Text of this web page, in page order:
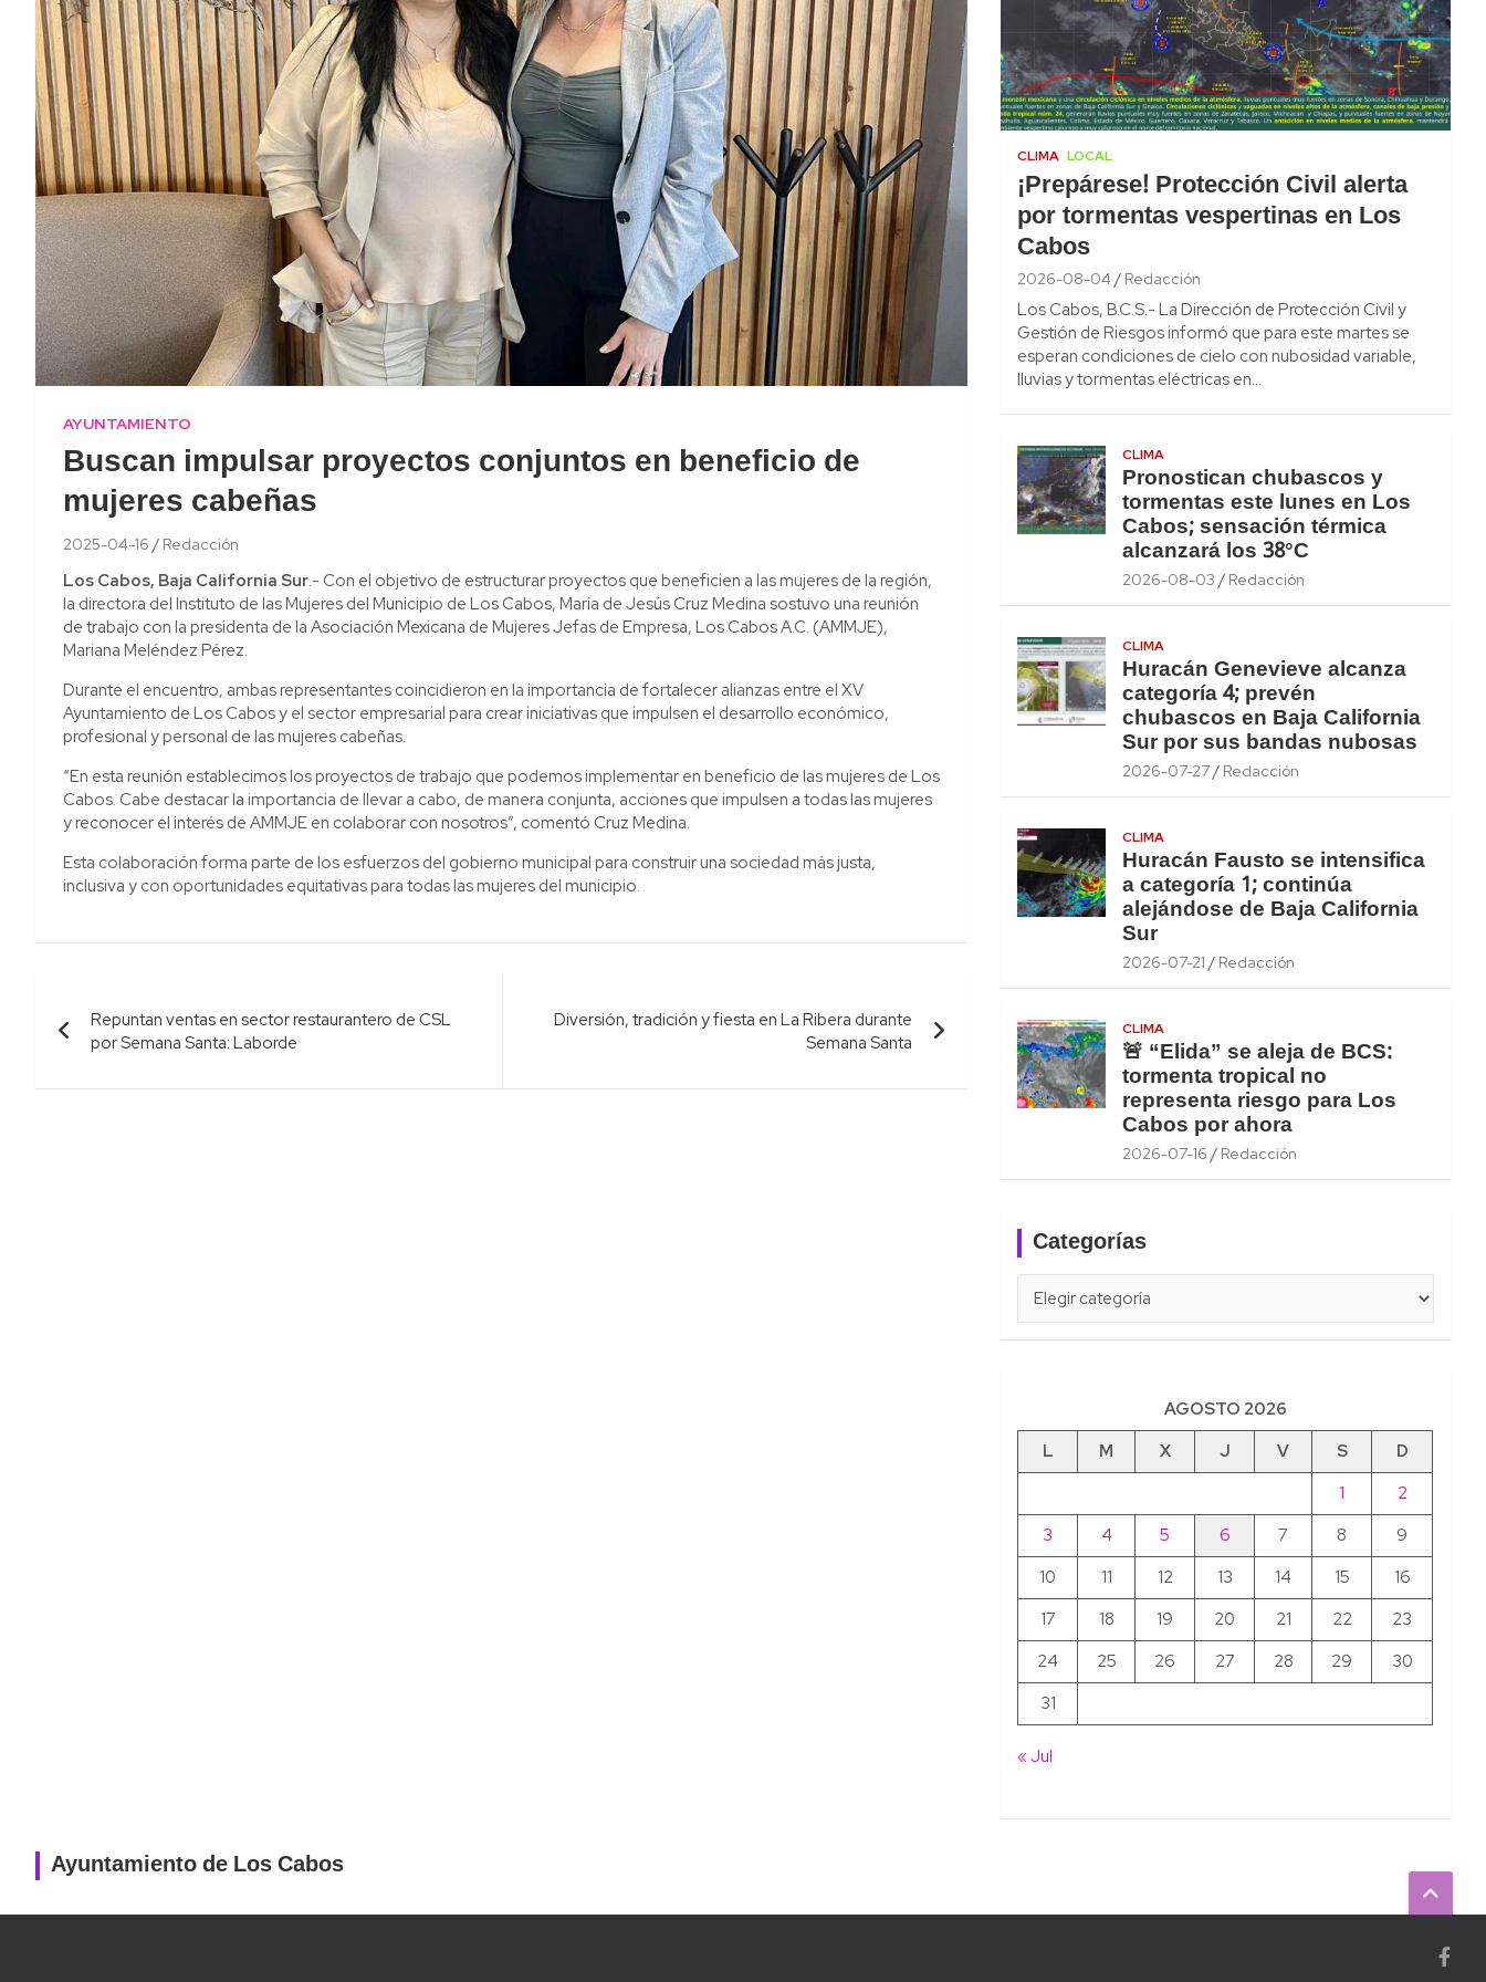
AYUNTAMIENTO
Buscan impulsar proyectos conjuntos en beneficio de
mujeres cabeñas
2025-04-16 Redacción
Los Cabos, Baja California Sur.- Con el objetivo de estructurar proyectos que beneficien a las mujeres de la región,
la directora del Instituto de las Mujeres del Municipio de Los Cabos, María de Jesús Cruz Medina sostuvo una reunión
de trabajo con la presidenta de la Asociación Mexicana de Mujeres Jefas de Empresa, Los Cabos A.C. (AMMJE),
Mariana Meléndez Pérez.
Durante el encuentro, ambas representantes coincidieron en la importancia de fortalecer alianzas entre el XV
Ayuntamiento de Los Cabos y el sector empresarial para crear iniciativas que impulsen el desarrollo económico,
profesional y personal de las mujeres cabeñas.
“En esta reunión establecimos los proyectos de trabajo que podemos implementar en beneficio de las mujeres de Los
Cabos. Cabe destacar la importancia de llevar a cabo, de manera conjunta, acciones que impulsen a todas las mujeres
y reconocer el interés de AMMJE en colaborar con nosotros”, comentó Cruz Medina.
Esta colaboración forma parte de los esfuerzos del gobierno municipal para construir una sociedad más justa,
inclusiva y con oportunidades equitativas para todas las mujeres del municipio.
Navegación
de
entradas
Repuntan ventas en sector restaurantero de CSL
por Semana Santa: Laborde
Diversión, tradición y fiesta en La Ribera durante
Semana Santa
CLIMA LOCAL
¡Prepárese! Protección Civil alerta
por tormentas vespertinas en Los
Cabos
2026-08-04 Redacción
Los Cabos, B.C.S.- La Dirección de Protección Civil y
Gestión de Riesgos informó que para este martes se
esperan condiciones de cielo con nubosidad variable,
lluvias y tormentas eléctricas en…
CLIMA
Pronostican chubascos y
tormentas este lunes en Los
Cabos; sensación térmica
alcanzará los 38°C
2026-08-03 Redacción
CLIMA
Huracán Genevieve alcanza
categoría 4; prevén
chubascos en Baja California
Sur por sus bandas nubosas
2026-07-27 Redacción
CLIMA
Huracán Fausto se intensifica
a categoría 1; continúa
alejándose de Baja California
Sur
2026-07-21 Redacción
CLIMA
🚨 “Elida” se aleja de BCS:
tormenta tropical no
representa riesgo para Los
Cabos por ahora
2026-07-16 Redacción
Categorías
AGOSTO 2026
L
M X J V S
D
1
2
3
4 5 6 7 8
9
10
11 12 13 14 15
16
17
18 19 20 21 22
23
24
25 26 27 28 29
30
31
« Jul
Ayuntamiento de Los Cabos